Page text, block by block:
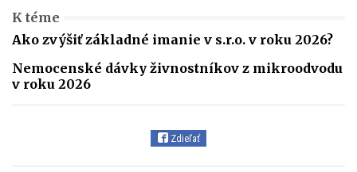
K téme
Ako zvýšiť základné imanie v s.r.o. v roku 2026?
Nemocenské dávky živnostníkov z mikroodvodu
v roku 2026
Zdieľať